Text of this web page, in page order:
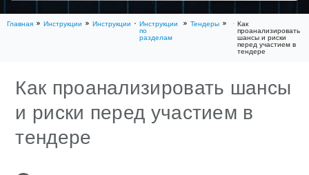
Главная Инструкции Инструкции
Инструкции
по
разделам
Тендеры
Как
проанализировать
шансы и риски
перед участием в
тендере
Как проанализировать шансы
и риски перед участием в
тендере